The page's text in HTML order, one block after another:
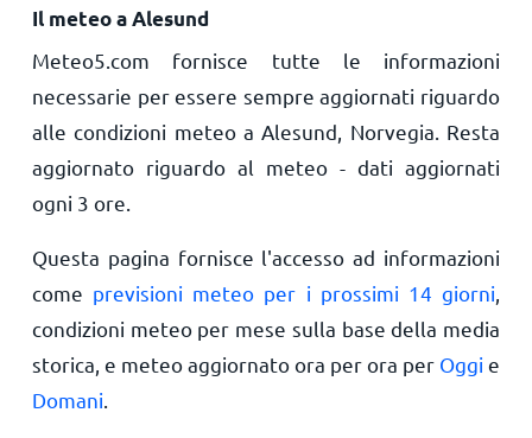
Il meteo a Alesund
Meteo5.com fornisce tutte le informazioni
necessarie per essere sempre aggiornati riguardo
alle condizioni meteo a Alesund, Norvegia. Resta
aggiornato riguardo al meteo - dati aggiornati
ogni 3 ore.
Questa pagina fornisce l'accesso ad informazioni
come previsioni meteo per i prossimi 14 giorni
condizioni meteo per mese sulla base della media
storica, e meteo aggiornato ora per ora per Oggi e
Domani